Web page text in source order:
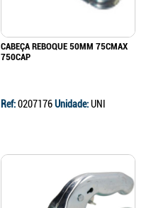
CABEÇA REBOQUE 50MM 75CMAX
750CAP
Ref:0207176Unidade:UNI